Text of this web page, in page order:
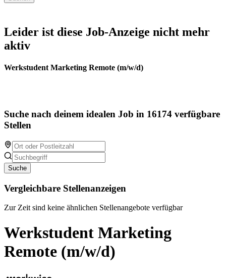
Leider ist diese Job-Anzeige nicht mehr
aktiv
Werkstudent Marketing Remote (m/w/d)
Suche nach deinem idealen Job in 16174 verfügbare
Stellen
Suche
Vergleichbare Stellenanzeigen
Zur Zeit sind keine ähnlichen Stellenangebote verfügbar
Werkstudent Marketing
Remote (m/w/d)